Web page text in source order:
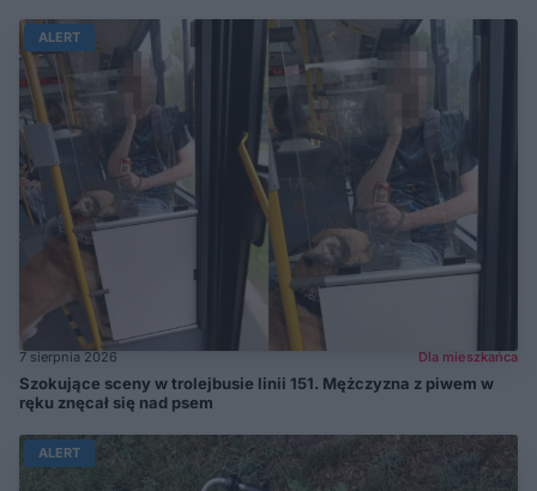
ALERT
7 sierpnia 2026 Dla mieszkańca
Szokujące sceny w trolejbusie linii 151. Mężczyzna z piwem w
ręku znęcał się nad psem
ALERT